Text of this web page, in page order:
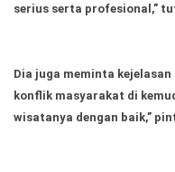
serius serta profesional,”
Dia juga meminta
konflik masyarakat di
wisatanya dengan baik,”